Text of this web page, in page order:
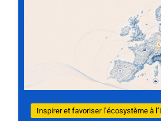
Inspirer et favoriser l’écosystème à